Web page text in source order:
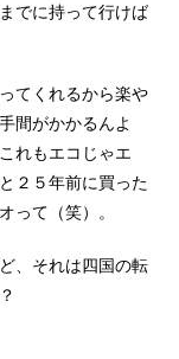
でに持って行けば
てくれるから楽や
間がかかるんよ
れもエコじゃエ
２５年前に買った
って（笑）。
、それは四国の転